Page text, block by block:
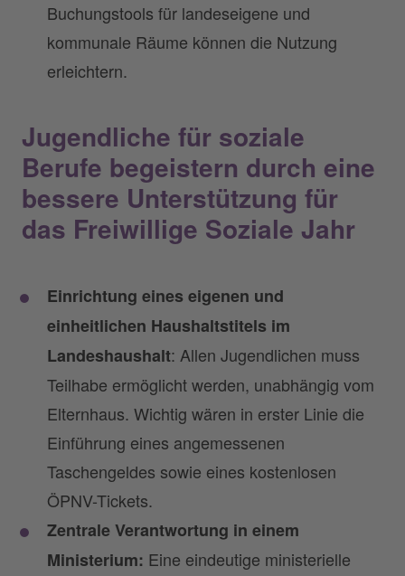
Buchungstools für landeseigene und
kommunale Räume können die Nutzung
erleichtern.
Jugendliche für soziale
Berufe begeistern durch eine
bessere Unterstützung für
das Freiwillige Soziale Jahr
Einrichtung eines eigenen und
einheitlichen Haushaltstitels im
Landeshaushalt: Allen Jugendlichen muss
Teilhabe ermöglicht werden, unabhängig vom
Elternhaus. Wichtig wären in erster Linie die
Einführung eines angemessenen
Taschengeldes sowie eines kostenlosen
ÖPNV-Tickets.
Zentrale Verantwortung in einem
Ministerium: Eine eindeutige ministerielle